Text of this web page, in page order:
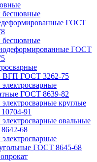
бесшовные
ГОСТ
бесшовные
ГОСТ
ВГП ГОСТ 3262-75
ГОСТ 8639-82
круглые
91
овальные
68
ГОСТ 8645-68